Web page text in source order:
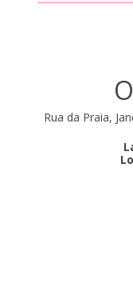
Rua da Praia,